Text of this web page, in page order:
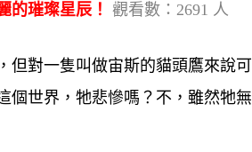
的璀璨星辰！ 觀看數：2691 人
對一隻叫做宙斯的貓頭鷹來說可
個世界，牠悲慘嗎？不，雖然牠無